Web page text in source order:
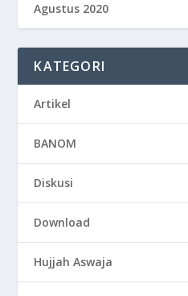
Agustus 2020
KATEGORI
Artikel
BANOM
Diskusi
Download
Hujjah Aswaja